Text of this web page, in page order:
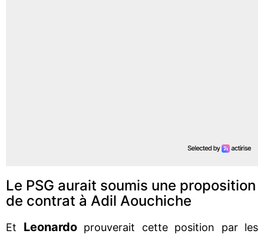
Le PSG aurait soumis une proposition
de contrat à Adil Aouchiche
Et Leonardoprouverait cette position par les